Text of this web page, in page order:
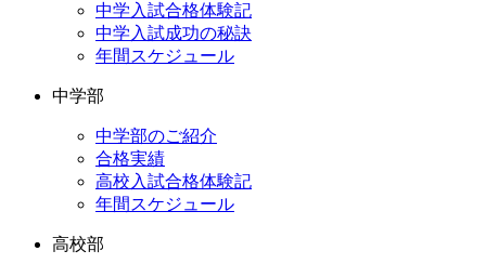
中学入試合格体験記
中学入試成功の秘訣
年間スケジュール
中学部
中学部のご紹介
合格実績
高校入試合格体験記
年間スケジュール
高校部